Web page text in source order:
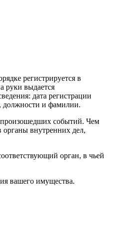
регистрируется в
руки выдается
дата регистрации
должности и фамилии.
произошедших событий. Чем
органы внутренних дел,
орган, в чьей
вашего имущества.